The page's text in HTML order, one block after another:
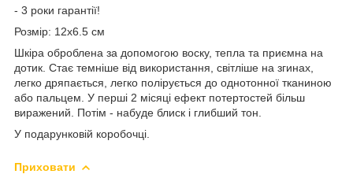
- 3 роки гарантії!
Розмір: 12х6.5 см
Шкіра оброблена за допомогою воску, тепла та приємна на
дотик. Стає темніше від використання, світліше на згинах,
легко дряпається, легко полірується до однотонної тканиною
або пальцем. У перші 2 місяці ефект потертостей більш
виражений. Потім - набуде блиск і глибший тон.
У подарунковій коробочці.
Приховати